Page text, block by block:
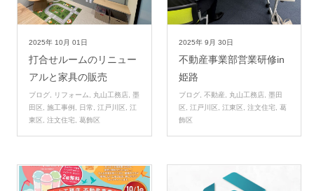
2025年 10月 01日
打合せルームのリニュー
アルと家具の販売
ブログ リフォーム 丸山工務店 ,墨
田区
,施工事例 日常 ,江戸川区 ,江
東区
,注文住宅 ,葛飾区
2025年 9月 30日
不動産事業部営業研修in
姫路
ブログ, 不動産, 丸山工務店, 墨田
区
江戸川区 江東区 注文住宅
葛
飾区